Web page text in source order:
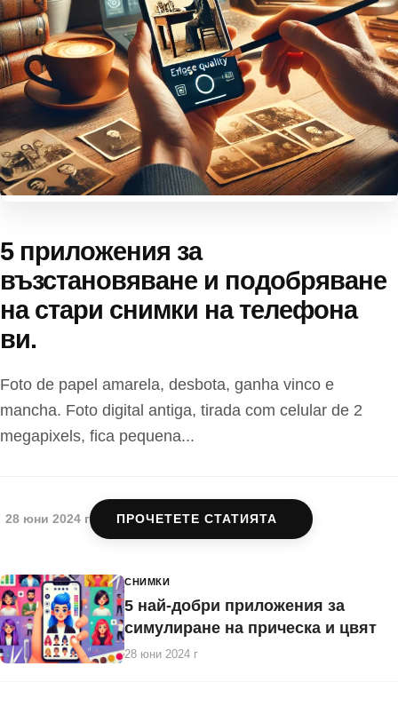
5 приложения за
възстановяване и подобряване
на стари снимки на телефона
ви.
Foto de papel amarela, desbota, ganha vinco e
mancha. Foto digital antiga, tirada com celular de 2
megapixels, fica pequena...
28 юни 2024 г ПРОЧЕТЕТЕ СТАТИЯТА
СНИМКИ
5 най-добри приложения за
симулиране на прическа и цвят
28 юни 2024 г